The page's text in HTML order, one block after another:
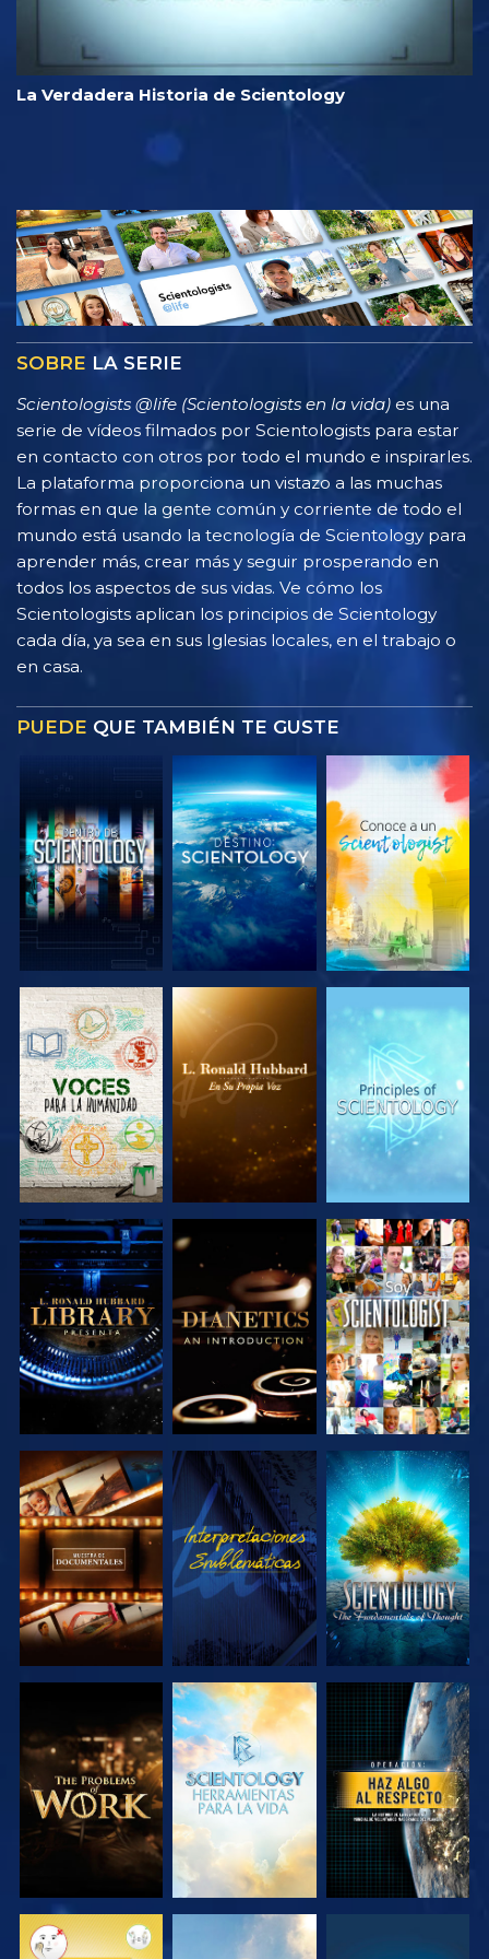
La Verdadera Historia de Scientology
SOBRE LA SERIE
Scientologists @life (Scientologists en la vida) es una
serie de vídeos filmados por Scientologists para estar
en contacto con otros por todo el mundo e inspirarles.
La plataforma proporciona un vistazo a las muchas
formas en que la gente común y corriente de todo el
mundo está usando la tecnología de Scientology para
aprender más, crear más y seguir prosperando en
todos los aspectos de sus vidas. Ve cómo los
Scientologists aplican los principios de Scientology
cada día, ya sea en sus Iglesias locales, en el trabajo o
en casa.
PUEDE QUE TAMBIÉN TE GUSTE
EXPLORA LAS
SERIES
EXPLORA LAS
SERIES
EXPLORA LAS
SERIES
EXPLORA LAS
SERIES
EXPLORA LAS
SERIES
VE
EXPLORA LAS
SERIES
VE
EXPLORA LAS
SERIES
EXPLORA LAS
SERIES
EXPLORA LAS
SERIES
VE